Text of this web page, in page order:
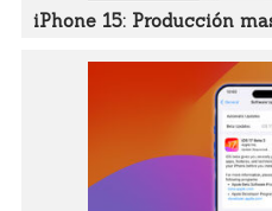
iPhone 15: Producción